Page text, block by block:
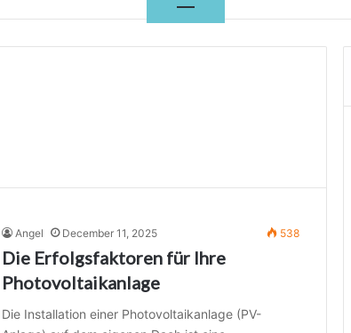
Angel December 11, 2025 538
Die Erfolgsfaktoren für Ihre
Photovoltaikanlage
Die Installation einer Photovoltaikanlage (PV-